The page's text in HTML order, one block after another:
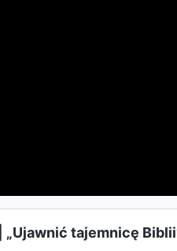
tajemnicę